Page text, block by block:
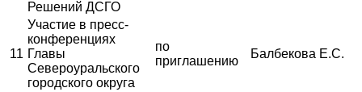
Решений ДСГО
11
Участие в пресс-
конференциях
Главы
Североуральского
городского округа
по
приглашению
Балбекова Е.С.